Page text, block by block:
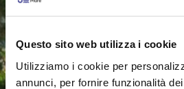
Questo sito web utilizza i cookie
Utilizziamo i cookie per
annunci, per fornire funzionalità